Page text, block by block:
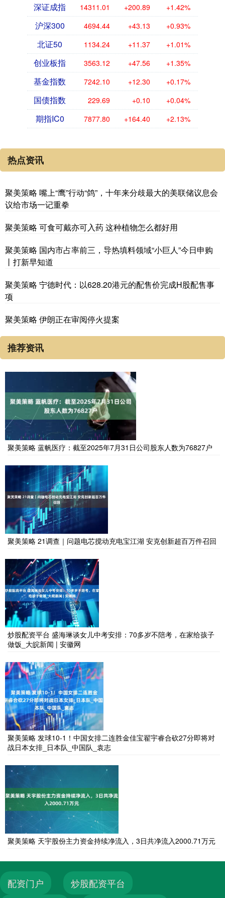
深证成指 14311.01 +200.89 +1.42%
沪深300 4694.44 +43.13 +0.93%
北证50 1134.24 +11.37 +1.01%
创业板指 3563.12 +47.56 +1.35%
基金指数 7242.10 +12.30 +0.17%
国债指数 229.69 +0.10 +0.04%
期指IC0 7877.80 +164.40 +2.13%
热点资讯
聚美策略 嘴上“鹰”行动“鸽”，十年来分歧最大的美联储议息会
议给市场一记重拳
聚美策略 可食可戴亦可入药 这种植物怎么都好用
聚美策略 国内市占率前三，导热填料领域“小巨人”今日申购
丨打新早知道
聚美策略 宁德时代：以628.20港元的配售价完成H股配售事
项
聚美策略 伊朗正在审阅停火提案
推荐资讯
聚美策略 蓝帆医疗：截至2025年7月31日公司股东人数为76827户
聚美策略 21调查｜问题电芯搅动充电宝江湖 安克创新超百万件召回
炒股配资平台 盛海琳谈女儿中考安排：70多岁不陪考，在家给孩子
做饭_大皖新闻 | 安徽网
聚美策略 发球10-1！中国女排二连胜金佳宝翟宇睿合砍27分即将对
战日本女排_日本队_中国队_袁志
聚美策略 天宇股份主力资金持续净流入，3日共净流入2000.71万元
配资门户 炒股配资平台